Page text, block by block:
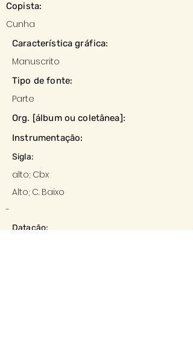
Copista:
Cunha
Característica gráfica:
Manuscrito
Tipo de fonte:
Parte
Org. [álbum ou coletânea]:
Instrumentação:
Sigla:
alto; Cbx
Alto; C. Baixo
-
Datação: